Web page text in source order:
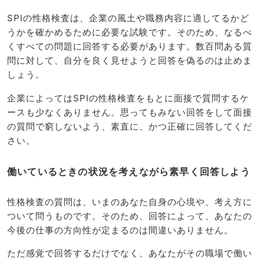
SPIの性格検査は、企業の風土や職務内容に適してるかど
うかを確かめるために必要な試験です。そのため、なるべ
くすべての問題に回答する必要があります。数百問ある質
問に対して、自分を良く見せようと回答を偽るのは止めま
しょう。
企業によってはSPIの性格検査をもとに面接で質問するケ
ースも少なくありません。思ってもみない回答をして面接
の質問で窮しないよう、素直に、かつ正確に回答してくだ
さい。
働いているときの状況を考えながら素早く回答しよう
性格検査の質問は、いまのあなた自身の心境や、考え方に
ついて問うものです。そのため、回答によって、あなたの
今後の仕事の方向性が定まるのは間違いありません。
ただ感覚で回答するだけでなく、あなたがその職場で働い